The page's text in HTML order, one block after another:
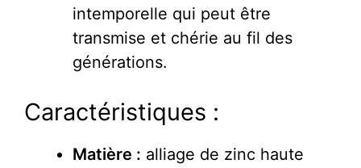
intemporelle qui peut être
transmise et chérie au fil des
générations.
Caractéristiques :
Matière : alliage de zinc haute